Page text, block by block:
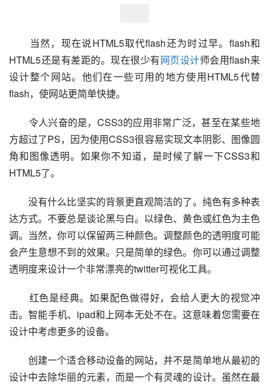
当然，现在说HTML5取代flash还为时过早。flash和
HTML5还是有差距的。现在很少有网页设计师会用flash来
设计整个网站。他们在一些可用的地方使用HTML5代替
flash，使网站更简单快捷。
令人兴奋的是，CSS3的应用非常广泛，甚至在某些地
方超过了PS，因为使用CSS3很容易实现文本阴影、图像圆
角和图像透明。如果你不知道，是时候了解一下CSS3和
HTML5了。
没有什么比坚实的背景更直观简洁的了。纯色有多种表
达方式。不要总是谈论黑与白。以绿色、黄色或红色为主色
调。当然，你可以保留两三种颜色。调整颜色的透明度可能
会产生意想不到的效果。只是简单的绿色。你可以通过调整
透明度来设计一个非常漂亮的twitter可视化工具。
红色是经典。如果配色做得好，会给人更大的视觉冲
击。智能手机、ipad和上网本无处不在。这意味着您需要在
设计中考虑更多的设备。
创建一个适合移动设备的网站，并不是简单地从最初的
设计中去除华丽的元素，而是一个有灵魂的设计。虽然在最